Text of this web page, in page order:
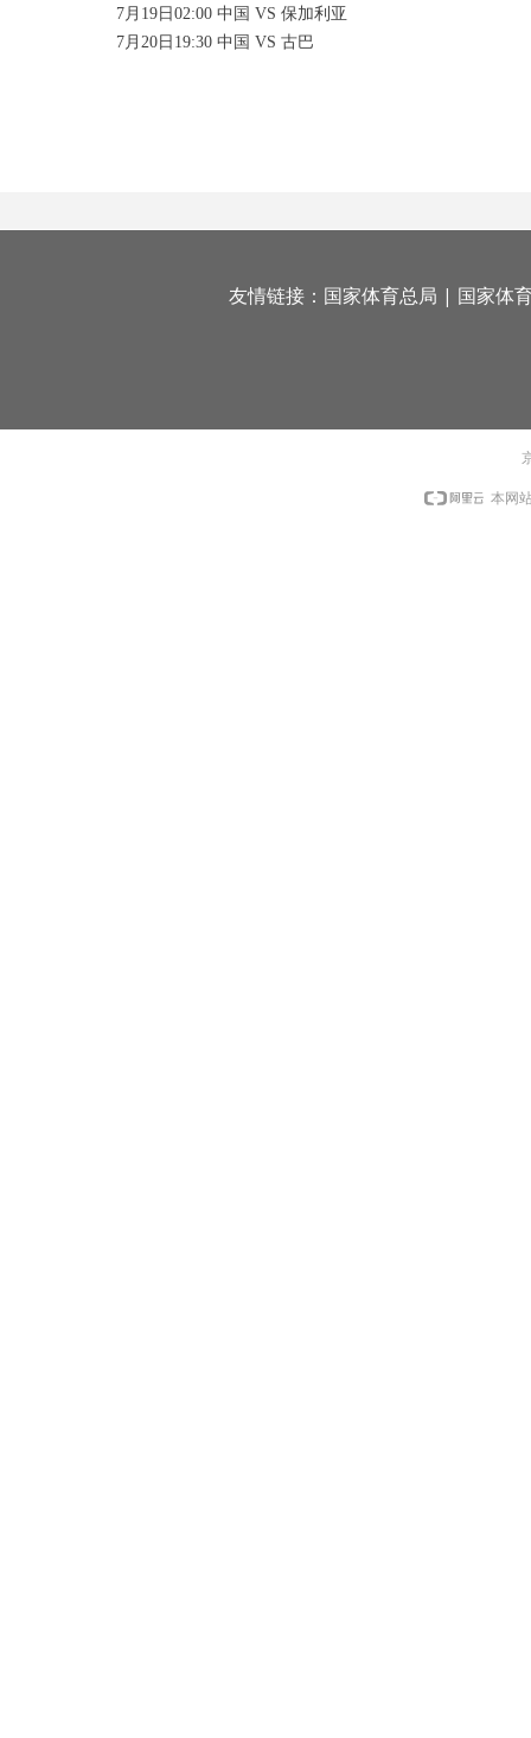
7月19日02:00 中国 VS 保加利亚
7月20日19:30 中国 VS 古巴
友情链接： 国家体育总局 | 国家体
本网